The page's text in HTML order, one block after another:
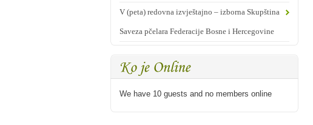
V (peta) redovna izvještajno – izborna Skupština
Saveza pčelara Federacije Bosne i Hercegovine
We have 10 guests and no members online